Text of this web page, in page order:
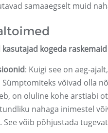
samaaegselt muid
kogeda
: Kuigi see on aeg-
võivad olla
on oluline kohe arstiabi
nahaga inimestel
võib põhjustada